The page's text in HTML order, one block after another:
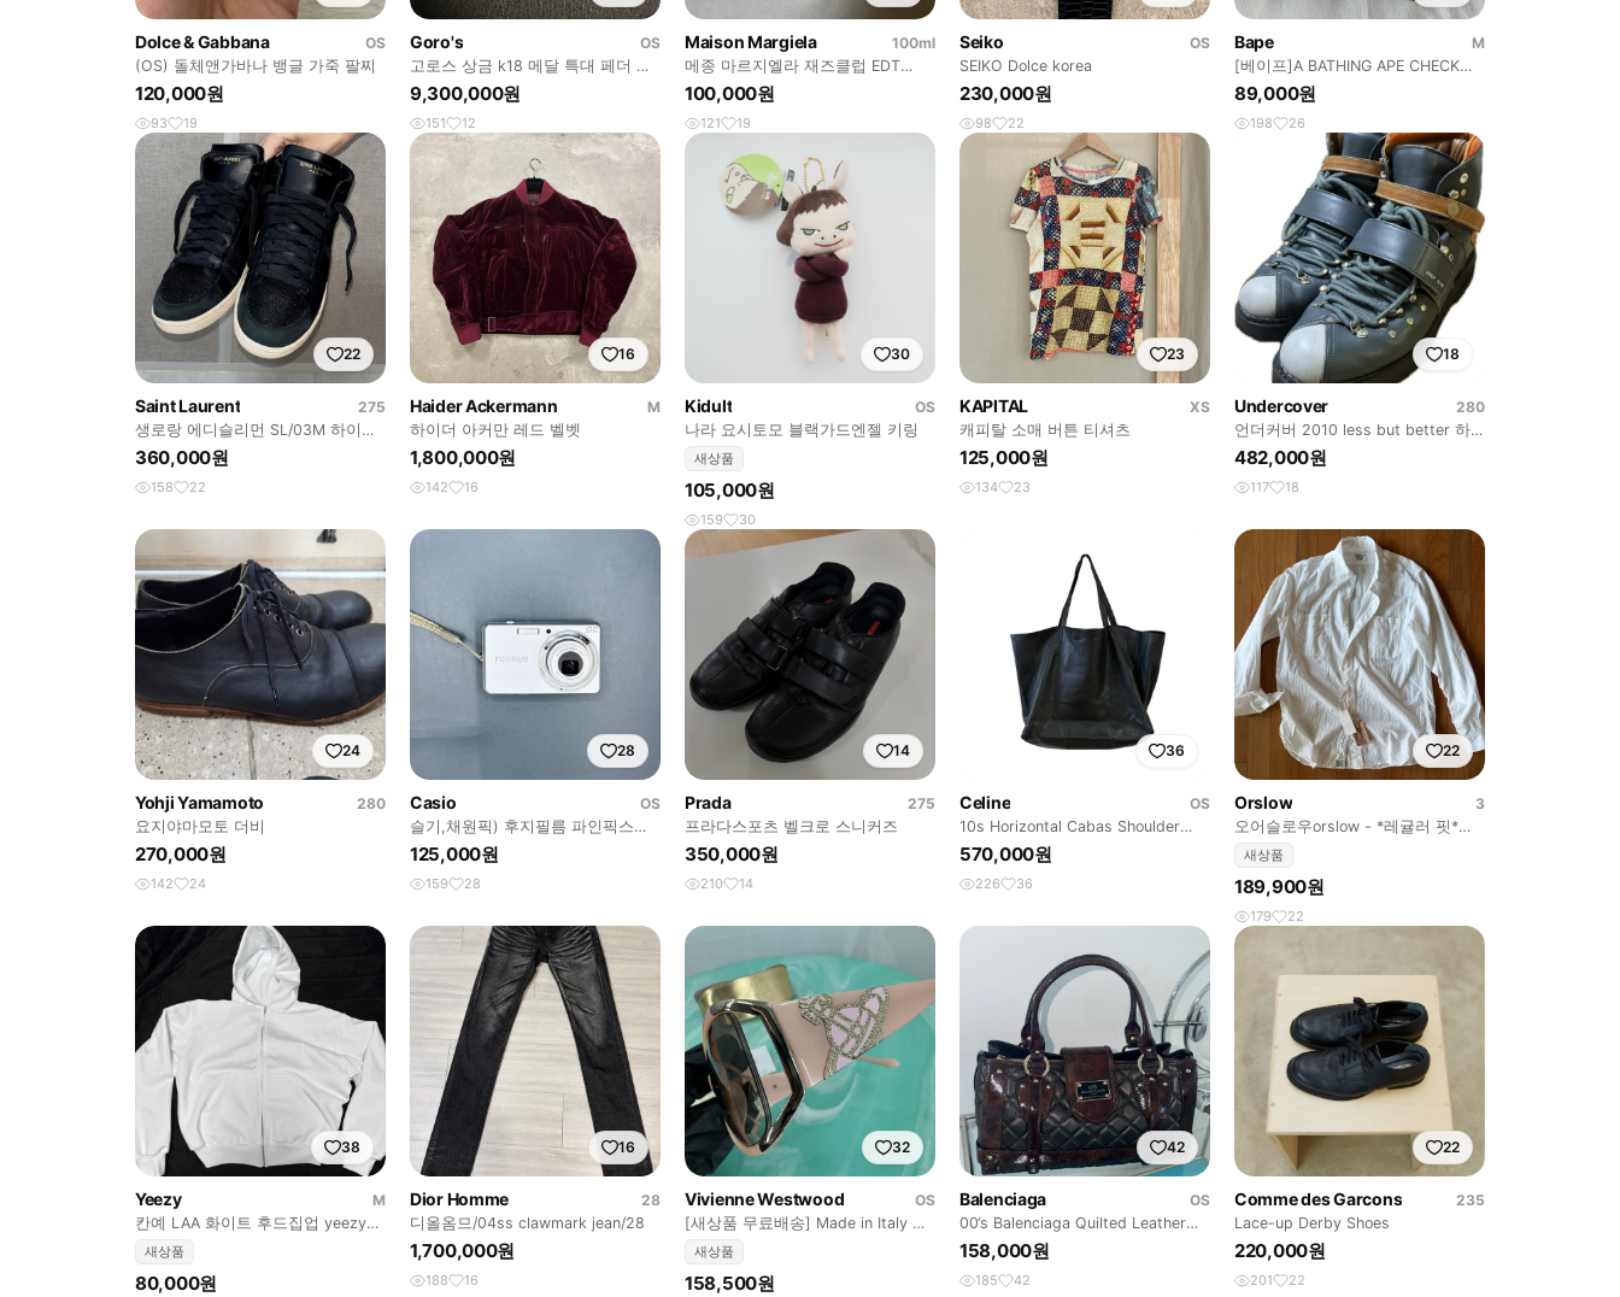
Dolce & Gabbana
OS
(OS) 돌체앤가바나 뱅글 가죽 팔찌
120,000원
93 19
Goro's
OS
고로스 상금 k18 메달 특대 페더 세
트
9,300,000원
151 12
Maison Margiela
100ml
메종 마르지엘라 재즈클럽 EDT
100ml
100,000원
121 19
Seiko
OS
SEIKO Dolce korea
230,000원
98 22
Bape
M
[베이프]A BATHING APE CHECK
SHIRT
89,000원
198 26
22
Saint Laurent
275
생로랑 에디슬리먼 SL/03M 하이탑
스니커즈
360,000원
158 22
16
Haider Ackermann
M
하이더 아커만 레드 벨벳
1,800,000원
142 16
30
Kidult
OS
나라 요시토모 블랙가드엔젤 키링
새상품
105,000원
159 30
23
KAPITAL
XS
캐피탈 소매 버튼 티셔츠
125,000원
134 23
18
Undercover
280
언더커버 2010 less but better 하
이킹 마운틴 부츠
482,000원
117 18
24
Yohji Yamamoto
280
요지야마모토 더비
270,000원
142 24
28
Casio
OS
슬기,채원픽) 후지필름 파인픽스
J27 디카 빈티지 캠코더 /캐논
125,000원
159 28
14
Prada
275
프라다스포츠 벨크로 스니커즈
350,000원
210 14
36
Celine
OS
10s Horizontal Cabas Shoulder
Bag
570,000원
226 36
22
Orslow
3
오어슬로우orslow - *레귤러 핏*샴
브레이 셔츠 화이트
새상품
189,900원
179 22
38
Yeezy
M
칸예 LAA 화이트 후드집업 yeezy
yzy
새상품
80,000원
16
Dior Homme
28
디올옴므/04ss clawmark jean/28
1,700,000원
188 16
32
Vivienne Westwood
OS
[새상품 무료배송] Made in Italy 비
비안웨스트우드 선글라스
새상품
158,500원
42
Balenciaga
OS
00‘s Balenciaga Quilted Leather
Bag
158,000원
185 42
22
Comme des Garcons
235
Lace-up Derby Shoes
220,000원
201 22